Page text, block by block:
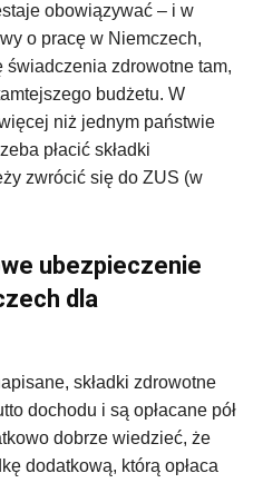
obowiązywać – i w
o pracę w Niemczech,
zdrowotne tam,
budżetu. W
niż jednym państwie
płacić składki
zwrócić się do ZUS (w
ubezpieczenie
dla
składki zdrowotne
dochodu i są opłacane pół
dobrze wiedzieć, że
dodatkową, którą opłaca